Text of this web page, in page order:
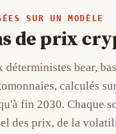
SUR UN MODÈLE
de prix
déterministes bear,
calculés
fin 2030. Chaque
des prix, de la